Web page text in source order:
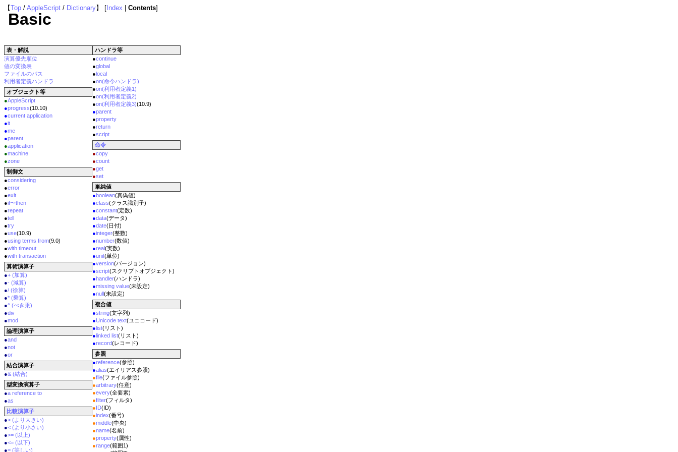
【Top / AppleScript / Dictionary】 [ Index Contents]
Basic
表・解説
演算優先順位
値の変換表
ファイルのパス
利用者定義ハンドラ
オブジェクト等
●AppleScript
●progress(10.10)
●current application
●it
●me
●parent
●application
●machine
●zone
制御文
●considering
●error
●exit
●if〜then
●repeat
●tell
●try
●use(10.9)
●using terms from(9.0)
●with timeout
●with transaction
算術演算子
●+ (加算)
●- (減算)
●/ (徐算)
●* (乗算)
●^ (べき乗)
●div
●mod
論理演算子
●and
●not
●or
結合演算子
●& (結合)
型変換演算子
●a reference to
●as
比較演算子
●> (より大きい)
●< (より小さい)
●>= (以上)
●<= (以下)
●= (等しい)
ハンドラ等
●continue
●global
●local
●on(命令ハンドラ)
●on(利用者定義1)
●on(利用者定義2)
●on(利用者定義3)(10.9)
●parent
●property
●return
●script
命令
●copy
●count
●get
●set
単純値
●boolean(真偽値)
●class(クラス識別子)
●constant(定数)
●data(データ)
●date(日付)
●integer(整数)
●number(数値)
●real(実数)
●unit(単位)
●version(バージョン)
●script(スクリプトオブジェクト)
●handler(ハンドラ)
●missing value(未設定)
●null(未設定)
複合値
●string(文字列)
●Unicode text(ユニコード)
●list(リスト)
●linked list(リスト)
●record(レコード)
参照
●reference(参照)
●alias(エイリアス参照)
●file(ファイル参照)
●arbitrary(任意)
●every(全要素)
●filter(フィルタ)
●ID(ID)
●index(番号)
●middle(中央)
●name(名前)
●property(属性)
●range(範囲1)